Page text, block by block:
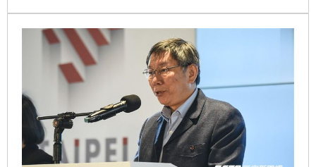
體應該改善」。